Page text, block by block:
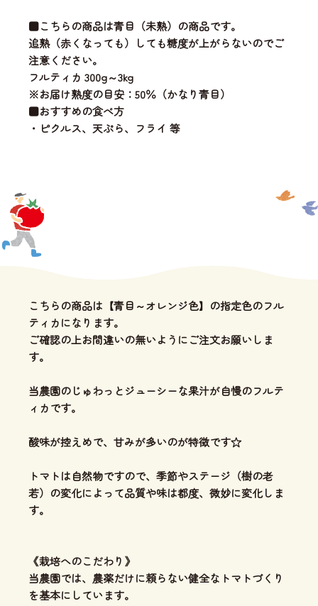
■こちらの商品は青目（未熟）の商品です。
追熟（赤くなっても）しても糖度が上がらないのでご
注意ください。
フルティカ 300g～3kg
※お届け熟度の目安：50％（かなり青目）
■おすすめの食べ方
・ピクルス、天ぷら、フライ 等
こちらの商品は【青目～オレンジ色】の指定色のフル
ティカになります。
ご確認の上お間違いの無いようにご注文お願いしま
す。
当農園のじゅわっとジューシーな果汁が自慢のフルテ
ィカです。
酸味が控えめで、甘みが多いのが特徴です☆
トマトは自然物ですので、季節やステージ（樹の老
若）の変化によって品質や味は都度、微妙に変化しま
す。
《栽培へのこだわり》
当農園では、農薬だけに頼らない健全なトマトづくり
を基本にしています。